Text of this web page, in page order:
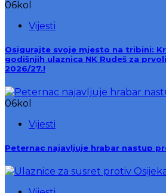
06kol
Vijesti
Osigurajte svoje mjesto na tribini:
godišnjih ulaznica NK Rudeš za
2026/27.!
06kol
Vijesti
Peternac najavljuje hrabar nastup